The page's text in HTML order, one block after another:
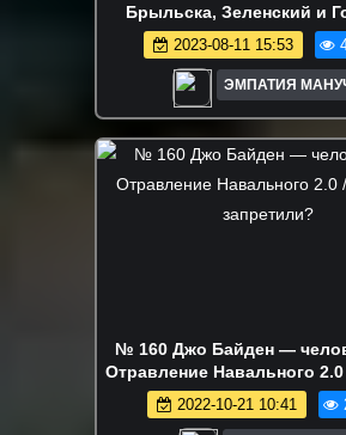
Брыльска, Зеленский и
ЭМПАТИЯ
2023-08-11 15:53
ЭМПАТИЯ
№ 160 Джо Байден —
Отравление Навального
запретили?
2022-10-21 10:41